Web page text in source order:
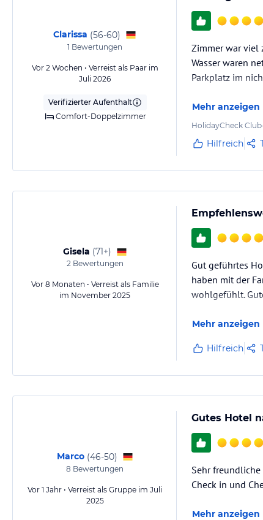
Clarissa (56-60)
1 Bewertungen
Vor 2 Wochen • Verreist als Paar im
Juli 2026
Verifizierter Aufenthalt
Comfort-Doppelzimmer
Zimmer war viel
Wasser waren
Parkplatz im
Mehr anzeigen
HolidayCheck
Hilfreich
Gisela (71+)
2Bewertungen
Vor 8 Monaten • Verreist als Familie
im November 2025
Gut geführtes
haben mit der
wohlgefühlt.
Mehr anzeigen
Hilfreich
Marco (46-50)
8 Bewertungen
Vor 1 Jahr • Verreist als Gruppe im Juli
2025
Gutes Hotel
Sehr
Check in und
Mehr anzeigen